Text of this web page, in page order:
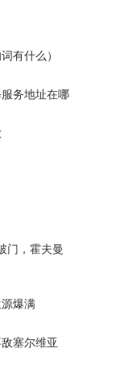
有什么）
务地址在哪
门，霍夫曼
爆满
塞尔维亚